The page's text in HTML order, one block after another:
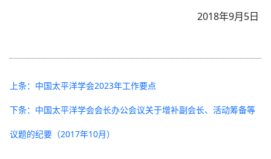
2018年9月5日
上条：中国太平洋学会2023年工作要点
下条：中国太平洋学会会长办公会议关于增补副会长、活动筹备等
议题的纪要（2017年10月）